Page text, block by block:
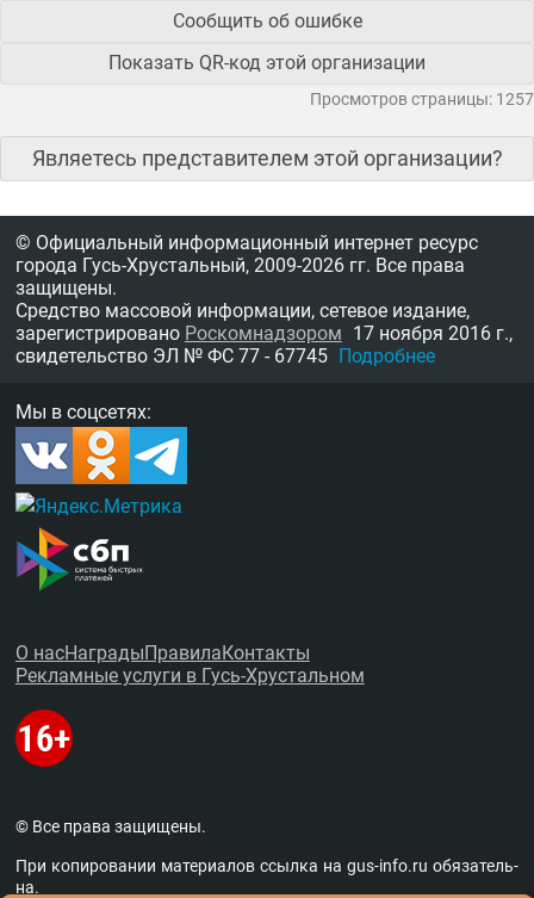
Сообщить об ошибке
Показать QR-код этой организации
Просмотров страницы: 1257
Являетесь представителем этой организации?
© Официальный информационный интернет ресурс
города Гусь-Хрустальный, 2009-2026 гг. Все права
защищены.
Средство массовой информации, сетевое издание,
зарегистрировано Роскомнадзором 17 ноября 2016 г.,
свидетельство ЭЛ № ФС 77 - 67745 Подробнее
Мы в соцсетях:
О насНаградыПравилаКонтакты
Рекламные услуги в Гусь-Хрустальном
© Все права защищены.
При копировании материалов ссыл­ка наgus-info.ru обя­за­тель­
на.